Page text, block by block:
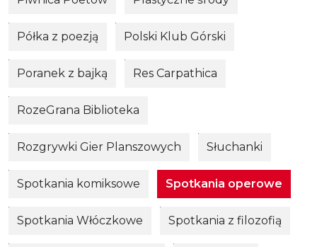
Półka z poezją Polski Klub Górski
Poranek z bajką Res Carpathica
RozeGrana Biblioteka
Rozgrywki Gier Planszowych Słuchanki
Spotkania komiksowe Spotkania operowe
Spotkania Włóczkowe Spotkania z filozofią